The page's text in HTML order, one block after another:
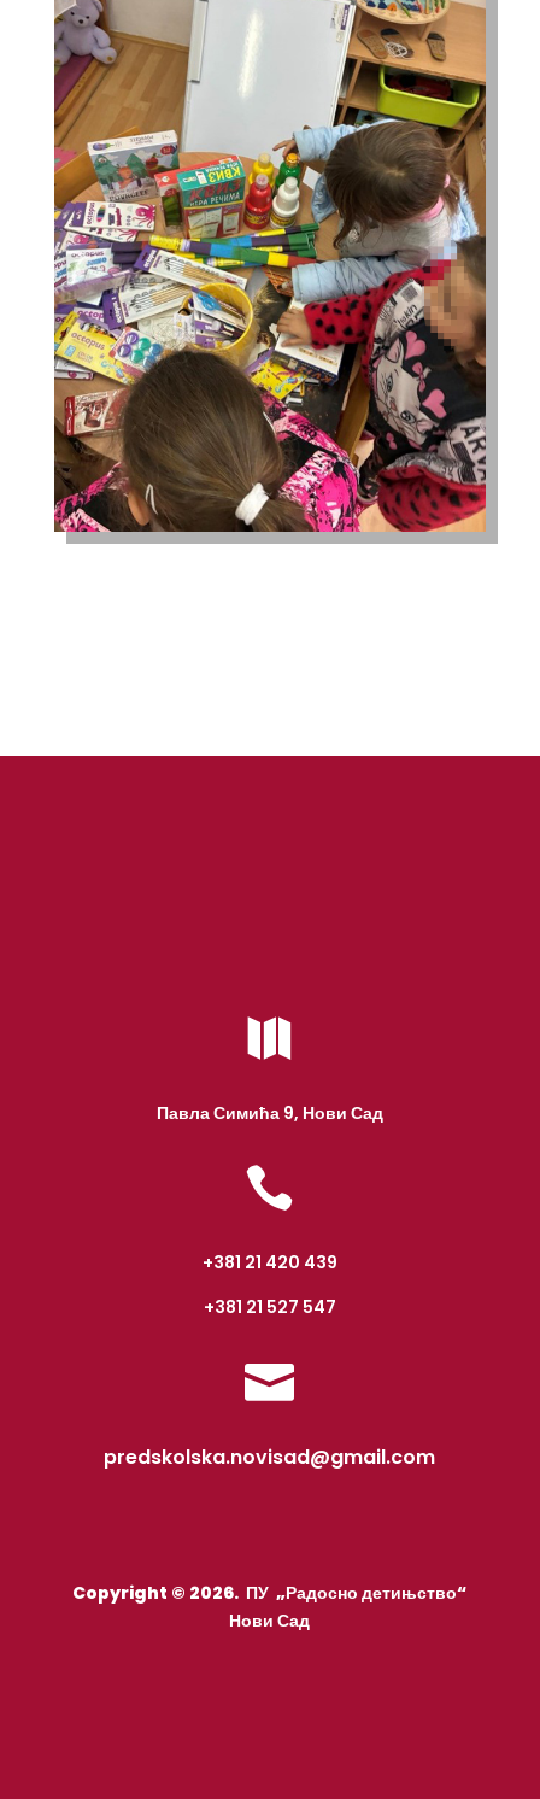

Павла Симића 9, Нови Сад

+381 21 420 439
+381 21 527 547

predskolska.novisad@gmail.com
Copyright © 2026. ПУ „Радосно детињство“
Нови Сад